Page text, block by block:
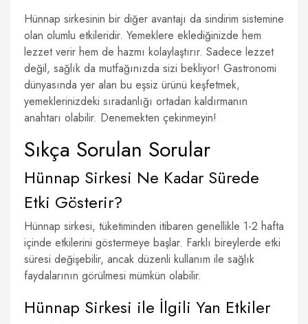
Hünnap sirkesinin bir diğer avantajı da sindirim sistemine
olan olumlu etkileridir. Yemeklere eklediğinizde hem
lezzet verir hem de hazmı kolaylaştırır. Sadece lezzet
değil, sağlık da mutfağınızda sizi bekliyor! Gastronomi
dünyasında yer alan bu eşsiz ürünü keşfetmek,
yemeklerinizdeki sıradanlığı ortadan kaldırmanın
anahtarı olabilir. Denemekten çekinmeyin!
Sıkça Sorulan Sorular
Hünnap Sirkesi Ne Kadar Sürede
Etki Gösterir?
Hünnap sirkesi, tüketiminden itibaren genellikle 1-2 hafta
içinde etkilerini göstermeye başlar. Farklı bireylerde etki
süresi değişebilir, ancak düzenli kullanım ile sağlık
faydalarının görülmesi mümkün olabilir.
Hünnap Sirkesi ile İlgili Yan Etkiler